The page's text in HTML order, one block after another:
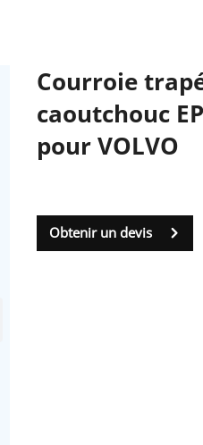
Courroie
caoutchouc
pour VOLVO
Obtenir un devis